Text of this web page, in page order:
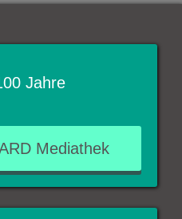
Jahre
Mediathek